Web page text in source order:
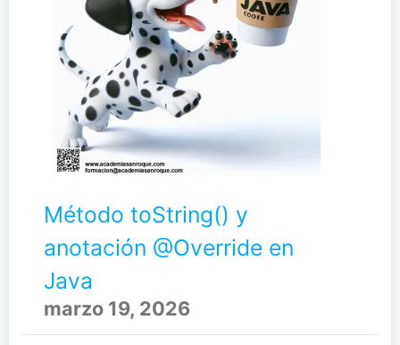
Método toString() y
anotación @Override en
Java
marzo 19, 2026